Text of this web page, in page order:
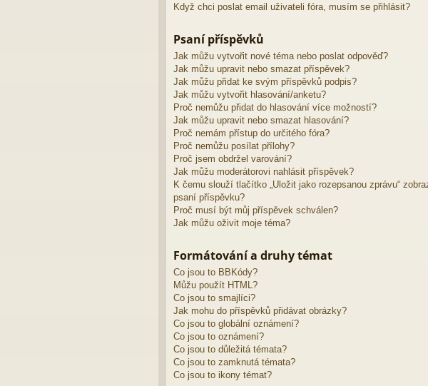
Když chci poslat email uživateli fóra, musím se přihlásit?
Psaní příspěvků
Jak můžu vytvořit nové téma nebo poslat odpověď?
Jak můžu upravit nebo smazat příspěvek?
Jak můžu přidat ke svým příspěvků podpis?
Jak můžu vytvořit hlasování/anketu?
Proč nemůžu přidat do hlasování více možností?
Jak můžu upravit nebo smazat hlasování?
Proč nemám přístup do určitého fóra?
Proč nemůžu posílat přílohy?
Proč jsem obdržel varování?
Jak můžu moderátorovi nahlásit příspěvek?
K čemu slouží tlačítko „Uložit jako rozepsanou zprávu“
psaní příspěvku?
Proč musí být můj příspěvek schválen?
Jak můžu oživit moje téma?
Formátování a druhy témat
Co jsou to BBKódy?
Můžu použít HTML?
Co jsou to smajlíci?
Jak mohu do příspěvků přidávat obrázky?
Co jsou to globální oznámení?
Co jsou to oznámení?
Co jsou to důležitá témata?
Co jsou to zamknutá témata?
Co jsou to ikony témat?